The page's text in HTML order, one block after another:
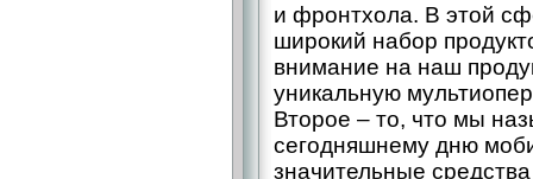
и фронтхола. В этой
широкий набор
внимание на наш
уникальную
Второе – то, что мы
сегодняшнему дню
значительные